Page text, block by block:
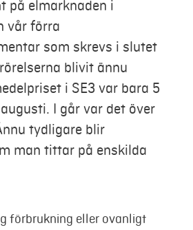
på elmarknaden i
vår förra
som skrevs i slutet
blivit ännu
i SE3 var bara 5
I går var det över
tydligare blir
man tittar på enskilda
förbrukning eller ovanligt